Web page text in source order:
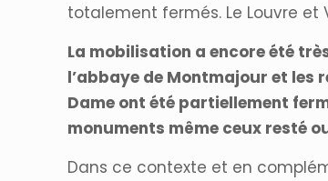
totalement fermés. Le Louvre
La mobilisation a encore été
l’abbaye de Montmajour et
Dame ont été partiellement
monuments même ceux resté
Dans ce contexte et en